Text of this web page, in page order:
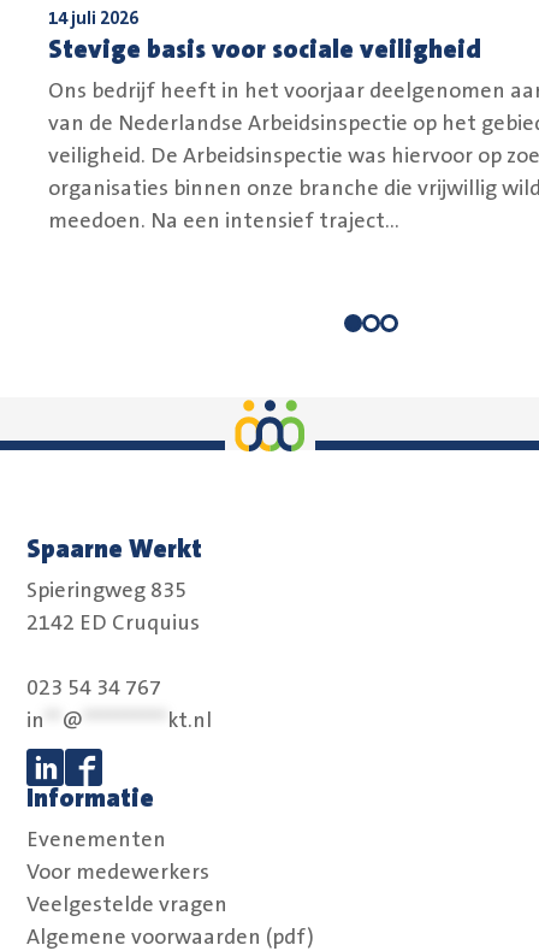
Stevige basis voor sociale veiligheid
14 juli 2026
Ons bedrijf heeft in het voorjaar deelgenomen
van de Nederlandse Arbeidsinspectie op het
veiligheid. De Arbeidsinspectie was hiervoor op
organisaties binnen onze branche die vrijwillig
meedoen. Na een intensief traject...
Spaarne Werkt
Spieringweg 835
2142 ED Cruquius
023 54 34 767
in
@ kt.nl
Volg ons op Linkedin
Volg ons op Facebook
Informatie
Evenementen
Voor medewerkers
Veelgestelde vragen
Algemene voorwaarden (pdf)